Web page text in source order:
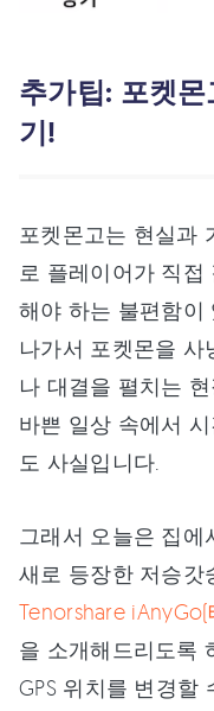
추가팁: 포켓
기!
포켓몬고는 현실과
로 플레이어가 직
해야 하는 불편함이
나가서 포켓몬을
나 대결을 펼치는
바쁜 일상 속에서
도 사실입니다.
그래서 오늘은 집
새로 등장한 저승갓
Tenorshare
을 소개해드리도록
GPS 위치를 변경할